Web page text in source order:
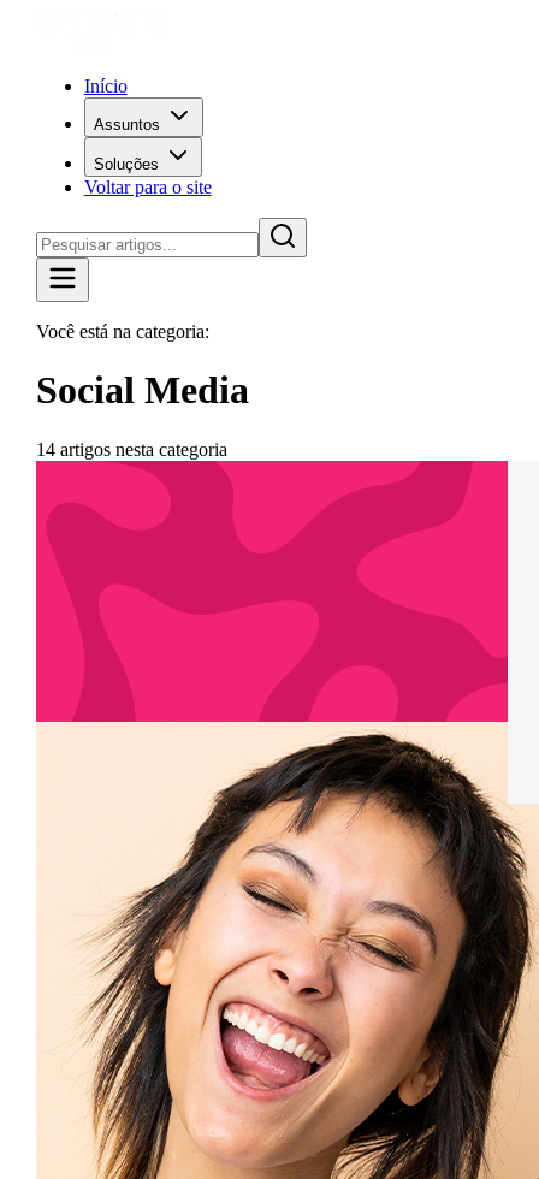
Início
Assuntos
Soluções
Voltar para o site
Você está na categoria:
Social Media
14 artigosnesta categoria